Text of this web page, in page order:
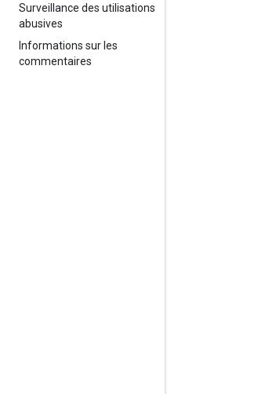
Surveillance des utilisations
abusives
Informations sur les
commentaires